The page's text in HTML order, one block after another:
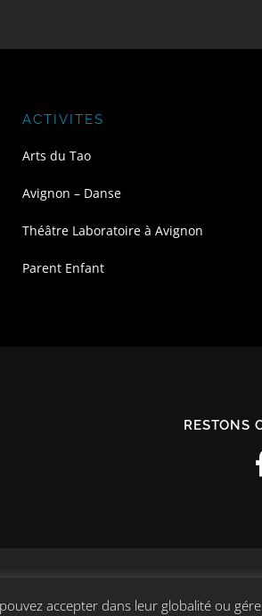
ACTIVITES
Arts du Tao
Avignon – Danse
Théâtre Laboratoire à Avignon
Parent Enfant
RESTONS
accepter dans leur globalité ou